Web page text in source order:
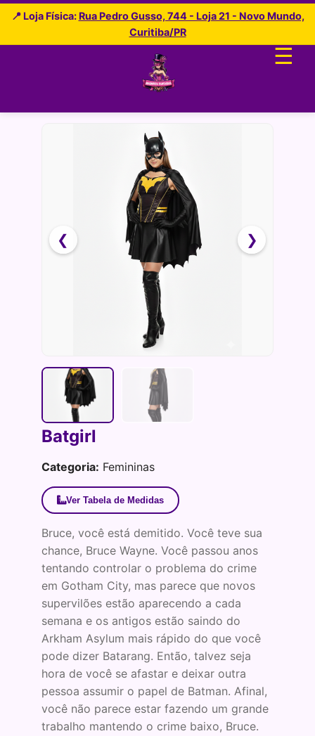
📍 Loja Física: Rua Pedro Gusso, 744 - Loja 21 - Novo Mundo,
Curitiba/PR
☰
❮ ❯
Batgirl
Categoria: Femininas
Ver Tabela de Medidas
Bruce, você está demitido. Você teve sua
chance, Bruce Wayne. Você passou anos
tentando controlar o problema do crime
em Gotham City, mas parece que novos
supervilões estão aparecendo a cada
semana e os antigos estão saindo do
Arkham Asylum mais rápido do que você
pode dizer Batarang. Então, talvez seja
hora de você se afastar e deixar outra
pessoa assumir o papel de Batman. Afinal,
você não parece estar fazendo um grande
trabalho mantendo o crime baixo, Bruce.